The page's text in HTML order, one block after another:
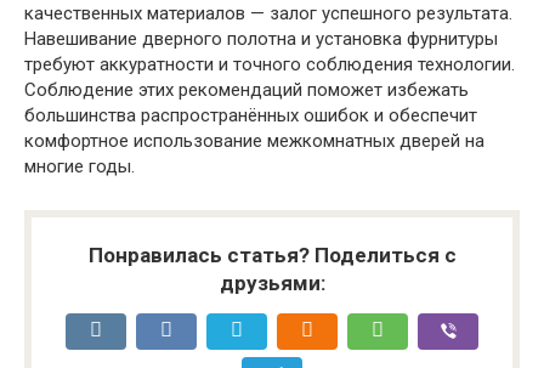
качественных материалов — залог успешного результата.
Навешивание дверного полотна и установка фурнитуры
требуют аккуратности и точного соблюдения технологии.
Соблюдение этих рекомендаций поможет избежать
большинства распространённых ошибок и обеспечит
комфортное использование межкомнатных дверей на
многие годы.
Понравилась статья? Поделиться с
друзьями: